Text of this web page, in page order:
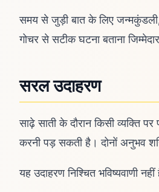
समय से जुड़ी बात के लिए
गोचर से सटीक घटना बताना
सरल उदाहरण
साढ़े साती के दौरान किसी व्यक्ति
करनी पड़ सकती है। दोनों अनुभव
यह उदाहरण निश्चित भविष्यवाणी